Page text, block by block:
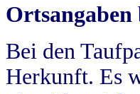
Ortsangaben
Bei den
Herkunft. Es